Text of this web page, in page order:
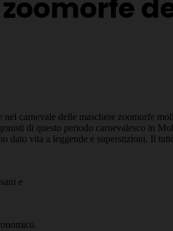
carnevale delle maschere zoomorfe
di questo periodo carnevalesco in
vita a leggende e superstizioni. Il
e